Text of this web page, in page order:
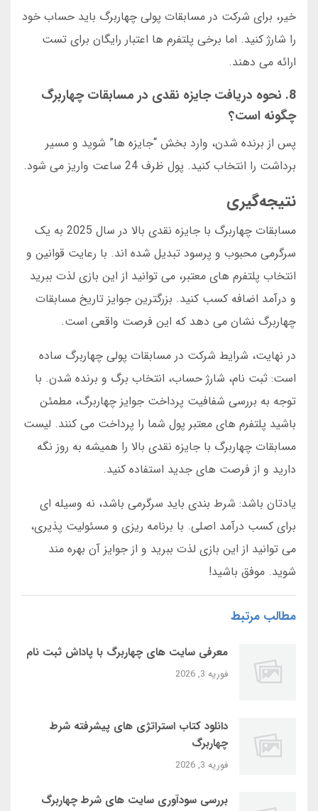
خیر، برای شرکت در مسابقات پولی چهاربرگ باید حساب خود
را شارژ کنید. اما برخی پلتفرم ها اعتبار رایگان برای تست
ارائه می دهند.
8. نحوه دریافت جایزه نقدی در مسابقات چهاربرگ
چگونه است؟
پس از برنده شدن، وارد بخش “جایزه ها” شوید و مسیر
برداشت را انتخاب کنید. پول ظرف 24 ساعت واریز می شود.
نتیجه‌گیری
مسابقات چهاربرگ با جایزه نقدی بالا در سال 2025 به یک
سرگرمی محبوب و پرسود تبدیل شده اند. با رعایت قوانین و
انتخاب پلتفرم های معتبر، می توانید از این بازی لذت ببرید
و درآمد اضافه کسب کنید. بزرگترین جوایز تاریخ مسابقات
چهاربرگ نشان می دهد که این فرصت واقعی است.
در نهایت، شرایط شرکت در مسابقات پولی چهاربرگ ساده
است: ثبت نام، شارژ حساب، انتخاب برگ و برنده شدن. با
توجه به بررسی شفافیت پرداخت جوایز چهاربرگ، مطمئن
باشید پلتفرم های معتبر پول شما را پرداخت می کنند. لیست
مسابقات چهاربرگ با جایزه نقدی بالا را همیشه به روز نگه
دارید و از فرصت های جدید استفاده کنید.
یادتان باشد: شرط بندی باید سرگرمی باشد، نه وسیله ای
برای کسب درآمد اصلی. با برنامه ریزی و مسئولیت پذیری،
می توانید از این بازی لذت ببرید و از جوایز آن بهره مند
شوید. موفق باشید!
مطالب مرتبط
معرفی سایت‌ های چهاربرگ با پاداش ثبت‌ نام
فوریه 3, 2026
دانلود کتاب استراتژی‌ های پیشرفته شرط
چهاربرگ
فوریه 3, 2026
بررسی سودآوری سایت‌ های شرط چهاربرگ